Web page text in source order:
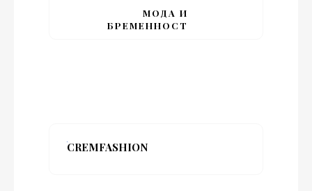
МОДА И
БРЕМЕННОСТ
CREMFASHION